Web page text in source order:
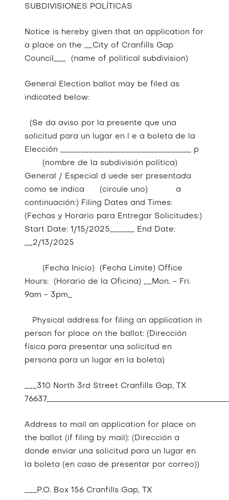
SUBDIVISIONES POLÍTICAS
Notice is hereby given that an application for
a place on the __City of Cranfills Gap
Council___ (name of political subdivision)
General Election ballot may be filed as
indicated below:
(Se da aviso por la presente que una
solicitud para un lugar en l e a boleta de la
Elección ________________________________ p
(nombre de la subdivisión política)
General / Especial d uede ser presentada
como se indica (circule uno) a
continuación:) Filing Dates and Times:
(Fechas y Horario para Entregar Solicitudes:)
Start Date: 1/15/2025______ End Date:
__2/13/2025
(Fecha Inicio) (Fecha Límite) Office
Hours: (Horario de la Oficina) __Mon. - Fri.
9am - 3pm_
Physical address for filing an application in
person for place on the ballot: (Dirección
física para presentar una solicitud en
persona para un lugar en la boleta)
___310 North 3rd Street Cranfills Gap, TX
Address to mail an application for place on
the ballot (if filing by mail): (Dirección a
donde enviar una solicitud para un lugar en
la boleta (en caso de presentar por correo))
___P.O. Box 156 Cranfills Gap, TX